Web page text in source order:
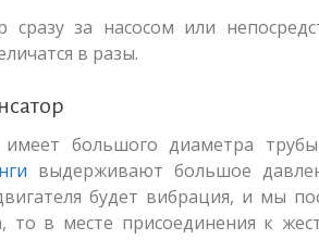
за насосом или
в разы.
большого диаметра
выдерживают большое
будет вибрация, и мы
то в месте присоединения к